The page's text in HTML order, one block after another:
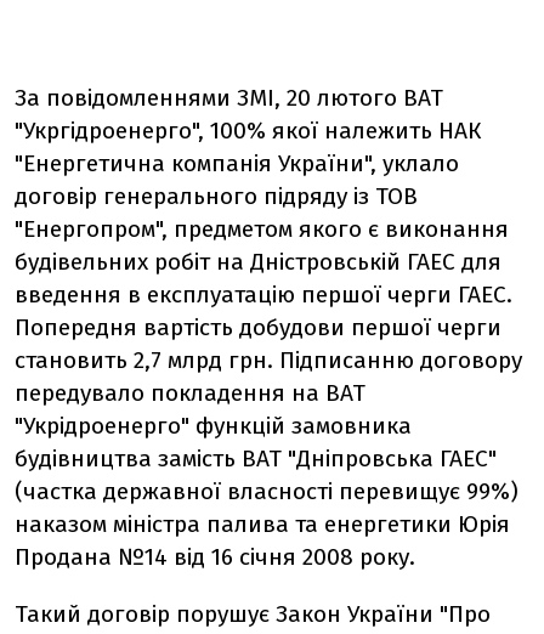
За повідомленнями ЗМІ, 20 лютого ВАТ
"Укргідроенерго", 100% якої належить НАК
"Енергетична компанія України", уклало
договір генерального підряду із ТОВ
"Енергопром", предметом якого є виконання
будівельних робіт на Дністровській ГАЕС для
введення в експлуатацію першої черги ГАЕС.
Попередня вартість добудови першої черги
становить 2,7 млрд грн. Підписанню договору
передувало покладення на ВАТ
"Укрідроенерго" функцій замовника
будівництва замість ВАТ "Дніпровська ГАЕС"
(частка державної власності перевищує 99%)
наказом міністра палива та енергетики Юрія
Продана №14 від 16 січня 2008 року.
Такий договір порушує Закон України "Про